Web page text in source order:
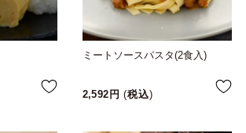
ミートソースパスタ(2食入)
2,592 税込